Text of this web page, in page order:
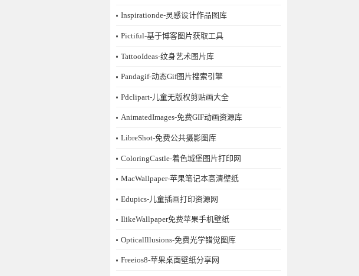
Inspirationde-灵感设计作品图库
Pictiful-基于博客图片获取工具
TattooIdeas-纹身艺术图片库
Pandagif-动态Gif图片搜索引擎
Pdclipart-儿童无版权剪贴画大全
AnimatedImages-免费GIF动画资源库
LibreShot-免费公共摄影图库
ColoringCastle-着色城堡图片打印网
MacWallpaper-苹果笔记本高清壁纸
Edupics-儿童插画打印资源网
IlikeWallpaper免费苹果手机壁纸
OpticalIllusions-免费光学错觉图库
Freeios8-苹果桌面壁纸分享网